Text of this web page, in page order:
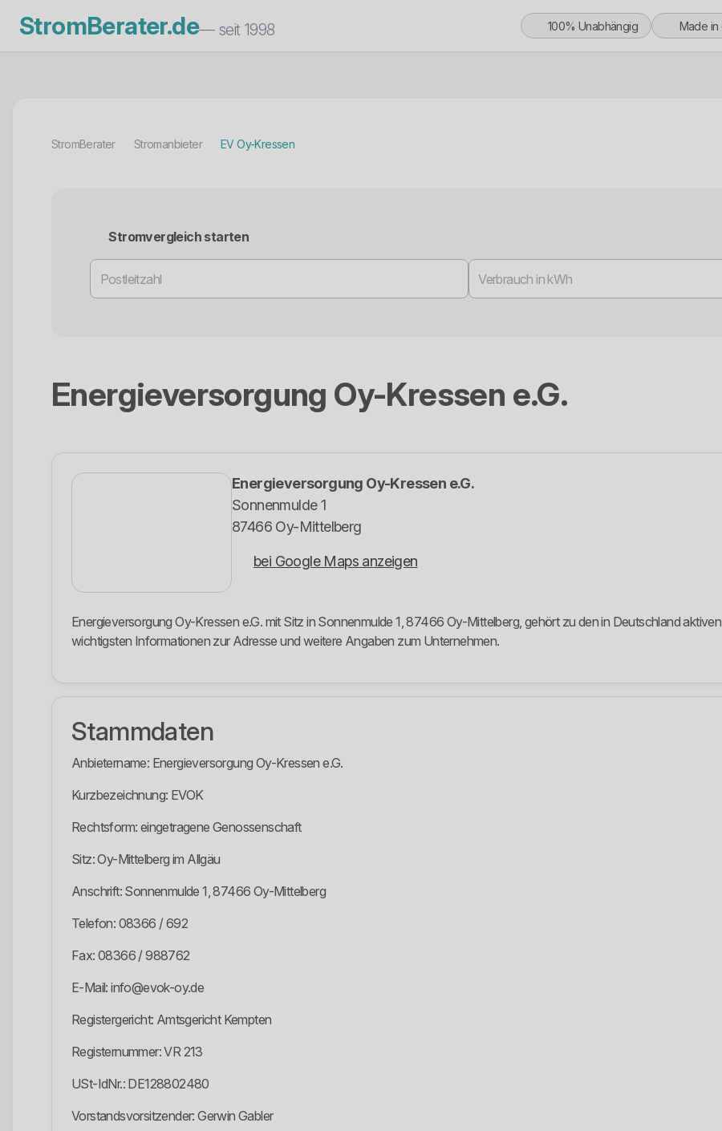
StromBerater.de— seit 1998 100% Unabhängig Made in
StromBerater Stromanbieter EV Oy-Kressen
Stromvergleich starten
Energieversorgung Oy-Kressen e.G.
Energieversorgung Oy-Kressen e.G.
Sonnenmulde 1
87466 Oy-Mittelberg
bei Google Maps anzeigen
Energieversorgung Oy-Kressen e.G. mit Sitz in Sonnenmulde 1, 87466 Oy-Mittelberg, gehört zu den in Deutschland
wichtigsten Informationen zur Adresse und weitere Angaben zum Unternehmen.
Stammdaten
Anbietername: Energieversorgung Oy-Kressen e.G.
Kurzbezeichnung: EVOK
Rechtsform: eingetragene Genossenschaft
Sitz: Oy-Mittelberg im Allgäu
Anschrift: Sonnenmulde 1, 87466 Oy-Mittelberg
Telefon: 08366 / 692
Fax: 08366 / 988762
E-Mail: info@evok-oy.de
Registergericht: Amtsgericht Kempten
Registernummer: VR 213
USt-IdNr.: DE128802480
Vorstandsvorsitzender: Gerwin Gabler